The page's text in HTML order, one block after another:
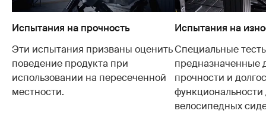
Испытания на прочность
Эти испытания призваны оценить
поведение продукта при
использовании на пересеченной
местности.
Испытания на
Специальные
предназначенные
прочности и
функциональности
велосипедных